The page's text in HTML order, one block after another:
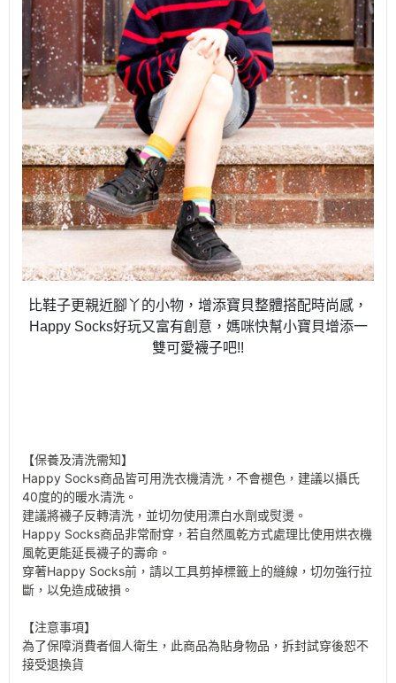
比鞋子更親近腳丫的小物，增添寶貝整體搭配時尚感，
Happy Socks好玩又富有創意，媽咪快幫小寶貝增添一
雙可愛襪子吧!!
【保養及清洗需知】
Happy Socks商品皆可用洗衣機清洗，不會褪色，建議以攝氏
40度的的暖水清洗。
建議將襪子反轉清洗，並切勿使用漂白水劑或熨燙。
Happy Socks商品非常耐穿，若自然風乾方式處理比使用烘衣機
風乾更能延長襪子的壽命。
穿著Happy Socks前，請以工具剪掉標籤上的縫線，切勿強行拉
斷，以免造成破損。
【注意事項】
為了保障消費者個人衛生，此商品為貼身物品，拆封試穿後恕不
接受退換貨